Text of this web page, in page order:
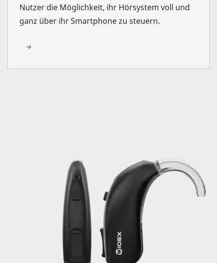
Nutzer die Möglichkeit, ihr Hörsystem voll und
ganz über ihr Smartphone zu steuern.